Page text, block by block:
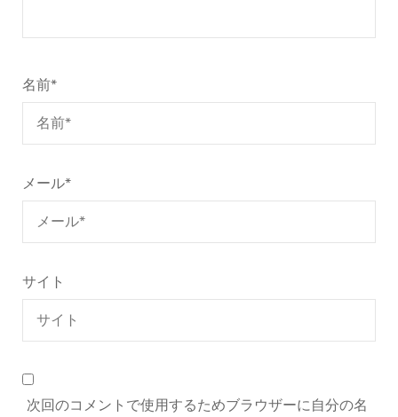
名前*
メール*
サイト
次回のコメントで使用するためブラウザーに自分の名